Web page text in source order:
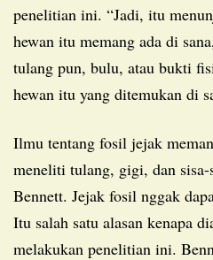
penelitian ini. “Jadi, itu
hewan itu memang ada di
tulang pun, bulu, atau bukti
hewan itu yang ditemukan di
Ilmu tentang fosil jejak memang nggak “se-seru”
meneliti tulang, gigi, dan
Bennett. Jejak fosil nggak
Itu salah satu alasan kenapa
melakukan penelitian ini.